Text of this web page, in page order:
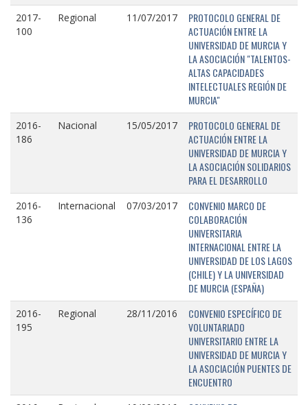
2017-
100
Regional 11/07/2017
PROTOCOLO GENERAL DE
ACTUACIÓN ENTRE LA
UNIVERSIDAD DE MURCIA Y
LA ASOCIACIÓN "TALENTOS-
ALTAS CAPACIDADES
INTELECTUALES REGIÓN DE
MURCIA"
2016-
186
Nacional 15/05/2017
PROTOCOLO GENERAL DE
ACTUACIÓN ENTRE LA
UNIVERSIDAD DE MURCIA Y
LA ASOCIACIÓN SOLIDARIOS
PARA EL DESARROLLO
2016-
136
Internacional 07/03/2017
CONVENIO MARCO DE
COLABORACIÓN
UNIVERSITARIA
INTERNACIONAL ENTRE LA
UNIVERSIDAD DE LOS LAGOS
(CHILE) Y LA UNIVERSIDAD
DE MURCIA (ESPAÑA)
2016-
195
Regional 28/11/2016
CONVENIO ESPECÍFICO DE
VOLUNTARIADO
UNIVERSITARIO ENTRE LA
UNIVERSIDAD DE MURCIA Y
LA ASOCIACIÓN PUENTES DE
ENCUENTRO